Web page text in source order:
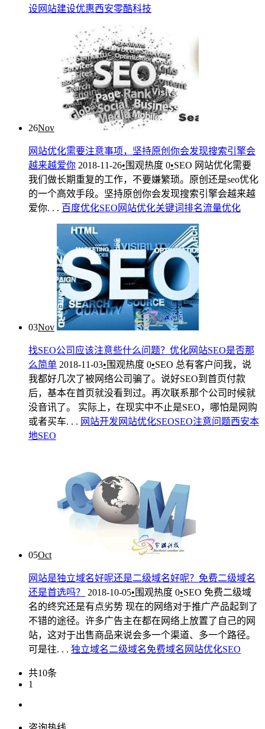
设网站建设优惠西安零酷科技
26Nov
网站优化需要注意事项，坚持原创你会发现搜索引擎会
越来越爱你 2018-11-26• 围观热度 0•SEO 网站优化需要
我们做长期重复的工作，不要嫌繁琐。原创还是seo优化
的一个高效手段。坚持原创你会发现搜索引擎会越来越
爱你. . . 百度优化SEO 网站优化关键词排名流量优化
03Nov
找SEO公司应该注意些什么问题？优化网站SEO是否那
么简单 2018-11-03• 围观热度 0•SEO 总有客户问我，说
我都好几次了被网络公司骗了。说好SEO到首页付款
后，基本在首页就没看到过。再次联系那个公司时候就
没音讯了。 实际上，在现实中不止是SEO，哪怕是网购
或者买车. . . 网站开发 网站优化SEOSEO注意问题西安本
地SEO
05Oct
网站是独立域名好呢还是二级域名好呢？免费二级域名
还是首选吗？
2018-10-05• 围观热度 0•SEO 免费二级域
名的终究还是有点劣势 现在的网络对于推广产品起到了
不错的途径。许多广告主在都在网络上放置了自己的网
站，这对于出售商品来说会多一个渠道、多一个路径。
可是往. . . 独立域名二级域名免费域名 网站优化SEO
共10条
1